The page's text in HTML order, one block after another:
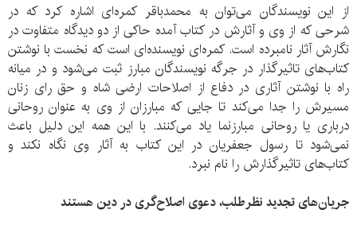
از این نویسندگان می‌توان به محمدباقر کمره‌ای اشاره کرد که در
شرحی که از وی و آثارش در کتاب آمده حاکی از دو دیدگاه متفاوت در
نگارش آثار نامبرده است. کمره‌ای نویسنده‌ای است که نخست با نوشتن
کتاب‌های تاثیرگذار در جرگه نویسندگان مبارز ثبت می‌شود و در میانه
راه با نوشتن آثاری در دفاع از اصلاحات ارضی شاه و حق رای زنان
مسیرش را جدا می‌کند تا جایی که مبارزان از وی به عنوان روحانی
درباری یا روحانی مبارزنما یاد می‌کنند. با این همه این دلیل باعث
نمی‌شود تا رسول جعفریان در این کتاب به آثار وی نگاه نکند و
کتاب‌های تاثیرگذارش را نام نبرد.
جریان‌های تجدید نظرطلب، دعوی اصلاح‌گری در دین هستند